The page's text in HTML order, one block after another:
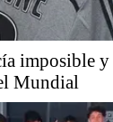
imposible
Mundial